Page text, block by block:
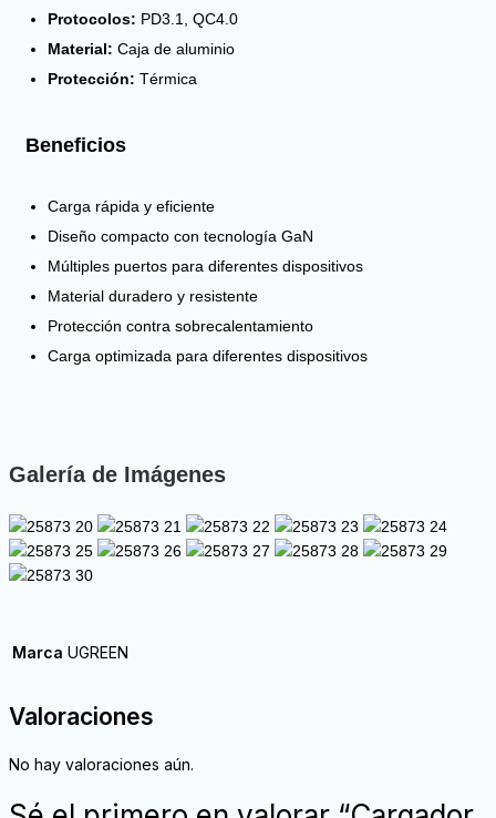
Protocolos: PD3.1, QC4.0
Material: Caja de aluminio
Protección: Térmica
Beneficios
Carga rápida y eficiente
Diseño compacto con tecnología GaN
Múltiples puertos para diferentes dispositivos
Material duradero y resistente
Protección contra sobrecalentamiento
Carga optimizada para diferentes dispositivos
Galería de Imágenes
Marca UGREEN
Valoraciones
No hay valoraciones aún.